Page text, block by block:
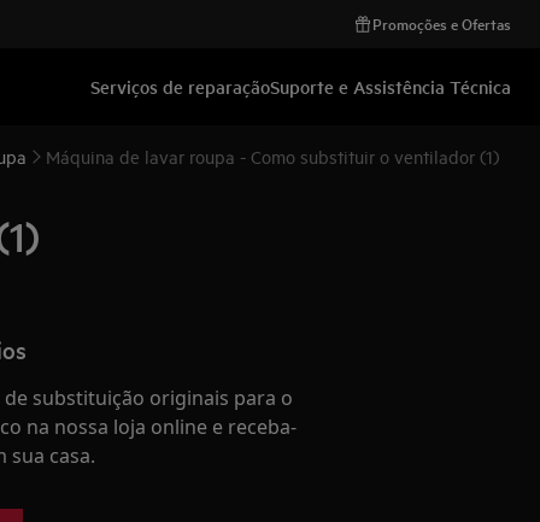
Promoções e Ofertas
Serviços de reparaçãoSuporte e Assistência Técnica
Máquina de lavar roupa - Como substituir o ventilador (1)
de substituição originais para o
na nossa loja online e receba-
sua casa.